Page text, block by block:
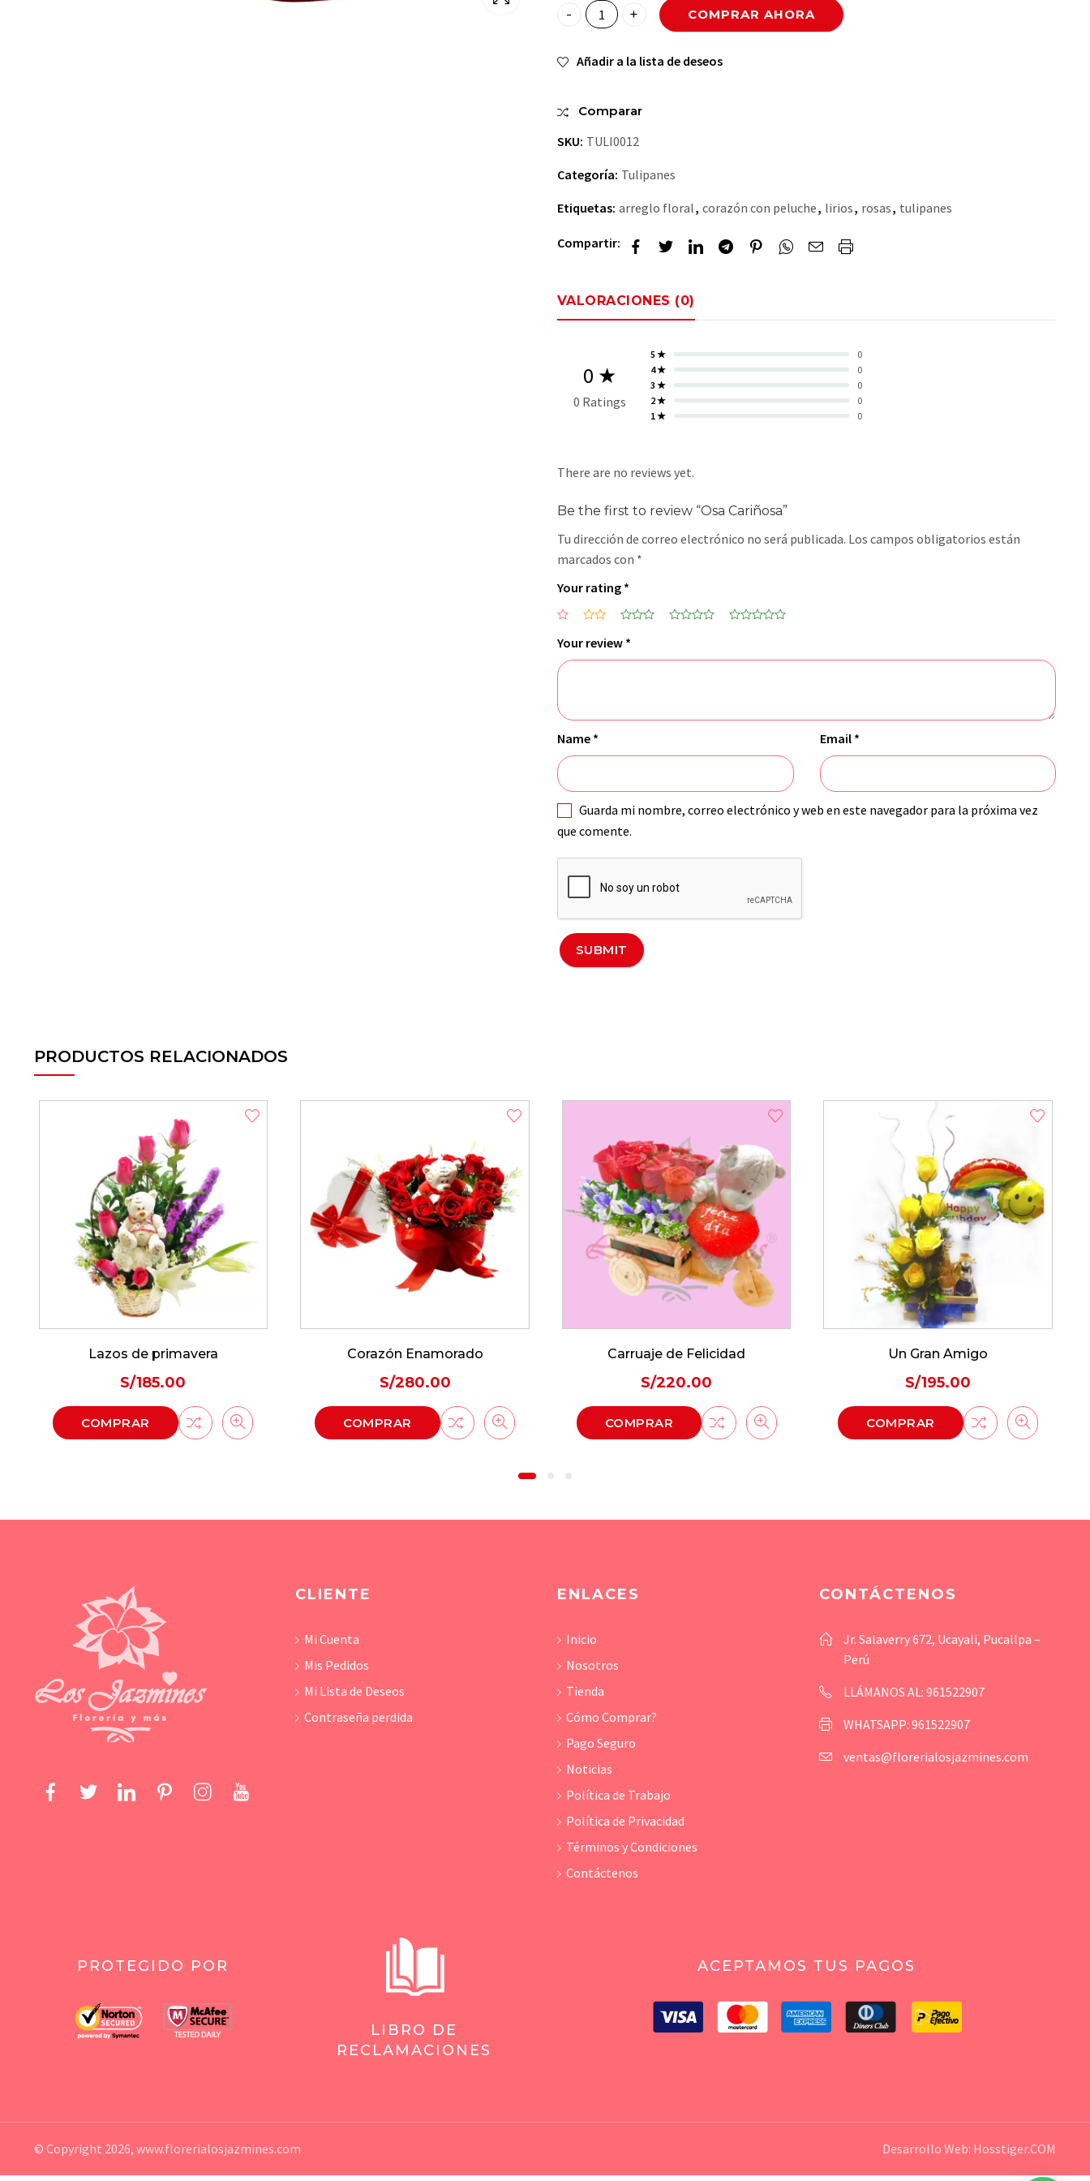
Osa Cariñosa quantity
COMPRAR AHORA
Añadir a la lista de deseos
Comparar
SKU: TULI0012
Categoría: Tulipanes
Etiquetas: arreglo floral, corazón con peluche, lirios, rosas, tulipanes
Compartir:
VALORACIONES (0)
0 ★
0 Ratings
5 ★
0
4 ★
0
3 ★
0
2 ★
0
1 ★
0
There are no reviews yet.
Be the first to review “Osa Cariñosa”
Tu dirección de correo electrónico no será publicada. Los campos obligatorios están
marcados con *
Your rating *
Your review *
Name * Email *
Guarda mi nombre, correo electrónico y web en este navegador para la próxima vez
que comente.
PRODUCTOS RELACIONADOS
Corazón Enamorado
S/280.00
COMPRAR
Carruaje de Felicidad
S/220.00
COMPRAR
Un Gran Amigo
S/195.00
COMPRAR
Feliz Navidad
S/250.00
COMPRAR
CLIENTE
Mi Cuenta
Mis Pedidos
Mi Lista de Deseos
Contraseña perdida
ENLACES
Inicio
Nosotros
Tienda
Cómo Comprar?
Pago Seguro
Noticias
Política de Trabajo
Política de Privacidad
Términos y Condiciones
Contáctenos
CONTÁCTENOS
Jr. Salaverry 672, Ucayali, Pucallpa –
Perú
LLÁMANOS AL: 961522907
WHATSAPP: 961522907
ventas@florerialosjazmines.com
PROTEGIDO POR
LIBRO DE
RECLAMACIONES
ACEPTAMOS TUS PAGOS
© Copyright 2026, www.florerialosjazmines.com Desarrollo Web: Hosstiger.COM